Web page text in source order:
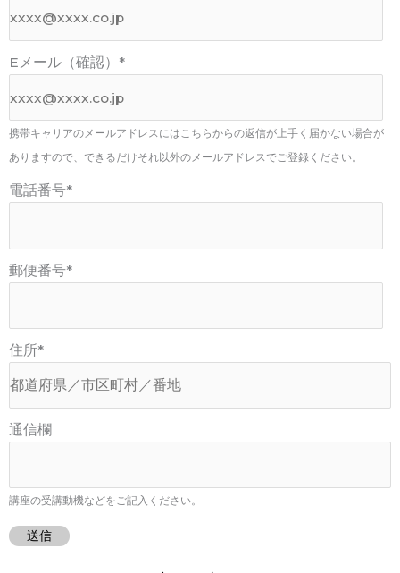
Eメール（確認） *
携帯キャリアのメールアドレスにはこちらからの返信が上手く届かない場合が
ありますので、できるだけそれ以外のメールアドレスでご登録ください。
電話番号*
郵便番号*
住所*
通信欄
講座の受講動機などをご記入ください。
送信